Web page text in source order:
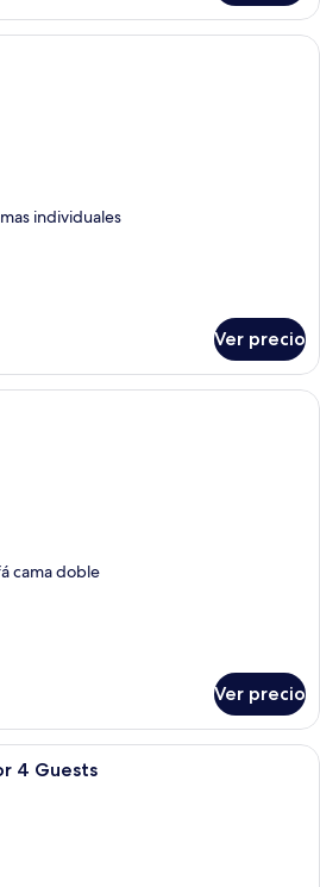
Una habitación de hotel moderna
individuales
Ver precio
Una habitación de hotel moderna
cama doble
Ver precio
Un balcón con mesa y sillas, una silla
4 Guests